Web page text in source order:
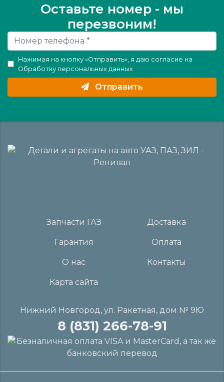
Оставьте номер - мы
перезвоним!
Нажимая на кнопку «Отправить», я даю согласие на
Обработку персональных данных
Отправить
Запчасти ГАЗ Доставка
Гарантия Оплата
О нас Контакты
Карта сайта
Нижний Новгород, ул. Ракетная, дом № 9Ю
8 (831) 266-78-91